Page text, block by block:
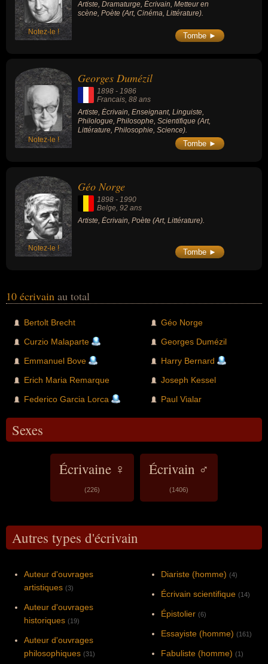
Notez-le !
Artiste, Dramaturge, Écrivain, Metteur en
scène, Poète (Art, Cinéma, Littérature).
Tombe ►
Notez-le !
Georges Dumézil
1898 - 1986
Francais, 88 ans
Artiste, Écrivain, Enseignant, Linguiste,
Philologue, Philosophe, Scientifique (Art,
Littérature, Philosophie, Science).
Tombe ►
Notez-le !
Géo Norge
1898 - 1990
Belge, 92 ans
Artiste, Écrivain, Poète (Art, Littérature).
Tombe ►
10 écrivain au total
Bertolt Brecht
Curzio Malaparte
Emmanuel Bove
Erich Maria Remarque
Federico Garcia Lorca
Géo Norge
Georges Dumézil
Harry Bernard
Joseph Kessel
Paul Vialar
Sexes
Écrivaine ♀
(226)
Écrivain ♂
(1406)
Autres types d'écrivain
Auteur d'ouvrages
artistiques (3)
Auteur d'ouvrages
historiques (19)
Auteur d'ouvrages
philosophiques (31)
Diariste (homme) (4)
Écrivain scientifique (14)
Épistolier (6)
Essayiste (homme) (161)
Fabuliste (homme) (1)